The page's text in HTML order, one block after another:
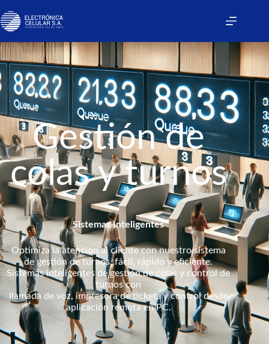
Gestión de
colas y turnos
Sistemas Inteligentes
Optimiza la atención al cliente con nuestro sistema
de gestión de turnos, fácil, rápido y eficiente.
Sistemas inteligentes de gestión de colas y control de
turnos con
llamada de voz, impresora de tickets y control desde
aplicación remota en PC.